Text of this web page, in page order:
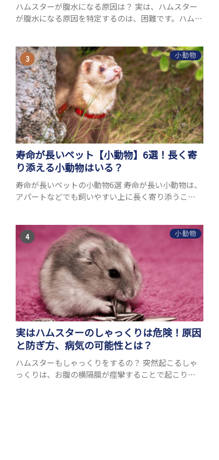
ハムスターが腹水になる原因は？ 実は、ハムスター
が腹水になる原因を特定するのは、困難です。ハムス
理由はさま...
小動物
寿命が長いペット【小動物】6選！長く寄
り添える小動物はいる？
寿命が長いペットの小動物6選 寿命が長い小動物は、
アパートなどでも飼いやすい上に長く寄り添うこと
育のポイ...
小動物
実はハムスターのしゃっくりは危険！原因
と防ぎ方、病気の可能性とは？
ハムスターもしゃっくりをするの？ 突然起こるしゃ
っくりは、お腹の横隔膜が痙攣することで起こりま